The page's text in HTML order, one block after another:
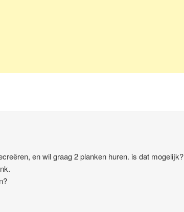
en wil graag 2 planken huren. is dat mogelijk?